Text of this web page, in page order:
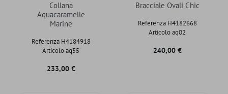
Collana
Aquacaramelle
Marine
Referenza H4184918
Articolo aq55
Prezzo
233,00 €
Bracciale Ovali Chic
Referenza H4182668
Articolo aq02
Prezzo
240,00 €